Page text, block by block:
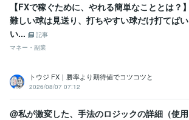
【FXで稼ぐために、やれる簡単なこととは？】
難しい球は見送り、打ちやすい球だけ打てばい
い...
記事
マネー・副業
トウジ FX｜勝率より期待値でコツコツと
2026/08/07 07:12
@私が激変した、手法のロジックの詳細（使用